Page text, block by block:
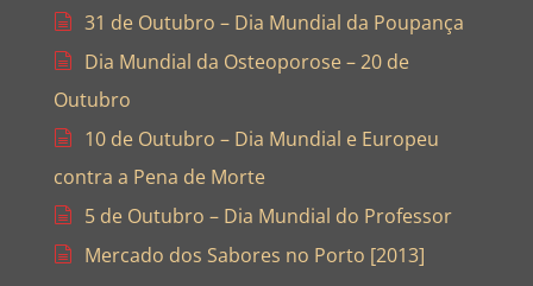
31 de Outubro – Dia Mundial da Poupança
Dia Mundial da Osteoporose – 20 de
Outubro
10 de Outubro – Dia Mundial e Europeu
contra a Pena de Morte
5 de Outubro – Dia Mundial do Professor
Mercado dos Sabores no Porto [2013]